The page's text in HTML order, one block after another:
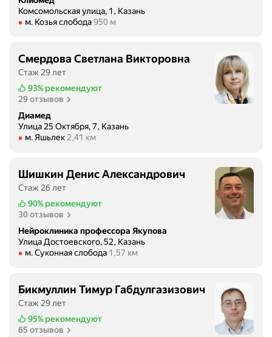
Комсомольская улица, 1, Казань
Метро м. Козья слобода Расстояние 950 м
м. Козья слобода 950 м
Смердова Светлана Викторовна
Стаж 29 лет
93% рекомендуют
29 отзывов
Диамед
Улица 25 Октября, 7, Казань
Метро м. Яшьлек Расстояние 2,41 км
м. Яшьлек 2,41 км
Шишкин Денис Александрович
Стаж 26 лет
90% рекомендуют
30 отзывов
Нейроклиника профессора Якупова
Улица Достоевского, 52, Казань
Метро м. Суконная слобода Расстояние 1,57 км
м. Суконная слобода 1,57 км
Бикмуллин Тимур Габдулгазизович
Стаж 29 лет
95% рекомендуют
65 отзывов